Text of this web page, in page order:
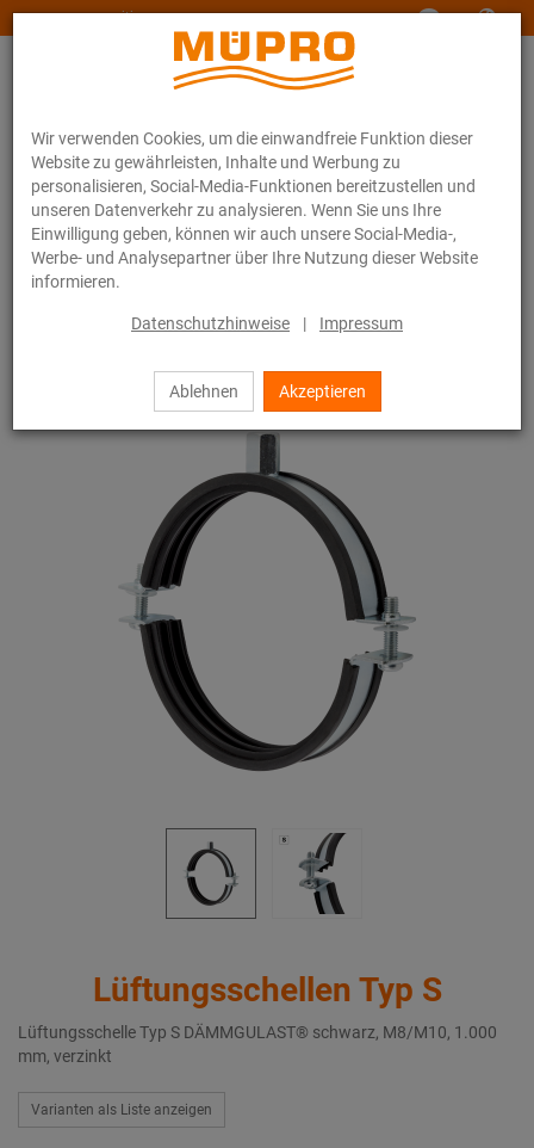
Wir verwenden Cookies, um die einwandfreie Funktion dieser
Website zu gewährleisten, Inhalte und Werbung zu
personalisieren, Social-Media-Funktionen bereitzustellen und
unseren Datenverkehr zu analysieren. Wenn Sie uns Ihre
Einwilligung geben, können wir auch unsere Social-Media-,
Werbe- und Analysepartner über Ihre Nutzung dieser Website
informieren.
Datenschutzhinweise | Impressum
Ablehnen Akzeptieren
www.muepro-maritim.com
Online-Katalog Befestigungstechnik
Rohrschellen
Lüftungsschellen Typ S
Lüftungsschellen Typ S
Lüftungsschelle Typ S DÄMMGULAST® schwarz, M8/M10, 1.000
mm, verzinkt
Varianten als Liste anzeigen